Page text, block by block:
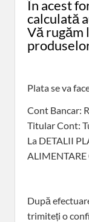
În acest
calculată
Vă rugăm
Plata se va
Cont Bancar:
Titular Cont:
La DETALII
ALIMENTARE
După
trimiteți o